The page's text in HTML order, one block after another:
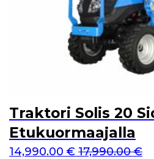
Traktori Solis 20
Etukuormaajalla
14,990.00 € 17,990.00€